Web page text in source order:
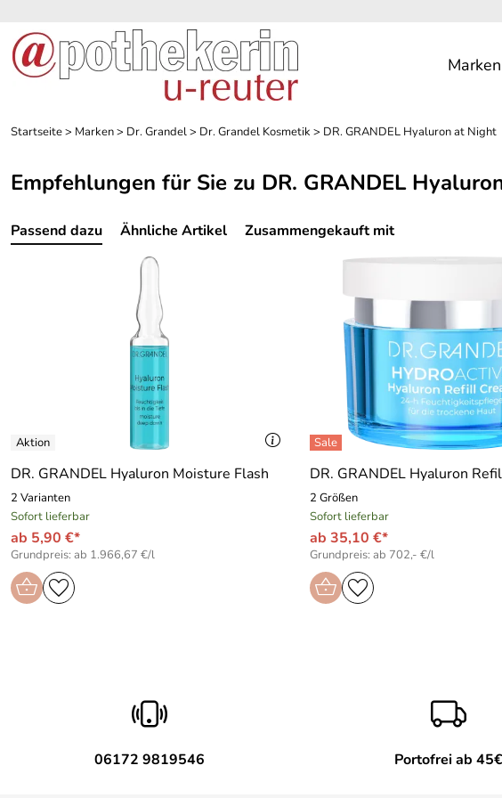
Marken
Startseite> Marken> Dr. Grandel> Dr. Grandel Kosmetik > DR. GRANDEL Hyaluron at Night
Empfehlungen für Sie zu DR. GRANDEL
Passend dazu
DR. GRANDEL Hyaluron Moisture Flash
2 Varianten
Sofort lieferbar
ab 5,90 €*
Grundpreis: ab 1.966,67 €/l
DR. GRANDEL Hyaluron
2 Größen
Sofort lieferbar
ab 35,10 €*
Grundpreis: ab 702,- €/l
Ähnliche Artikel Zusammengekauft mit
06172 9819546 Portofrei ab 45€